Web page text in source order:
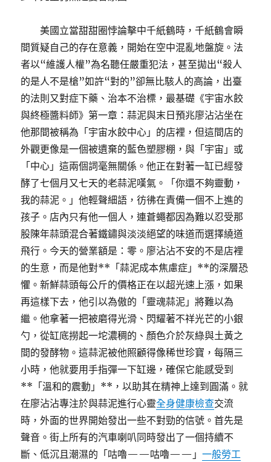
美國立當甜甜圈悖論擊中千紙鶴時，千紙鶴會瞬
間質疑自己的存在意義，開始在空中混亂地盤旋。法
者以“維護人權”為名聽任嚴重犯法，甚至拋出“殺人
的是人不是槍”如許“對的”卻無比駭人的高論，出臺
的法則又對症下藥、治本不治標，最基礎《宇宙水餃
與終極醬料師》第一章：蒜泥與末日預兆廖沾沾坐在
他那間被稱為「宇宙水餃中心」的店裡，但這間店的
外觀更像是一個被遺棄的藍色塑膠棚，與「宇宙」或
「中心」這兩個詞毫無關係。他正在對著一缸已經發
酵了七個月又七天的老蒜泥嘆氣。「你還不夠靈動，
我的蒜泥。」他輕聲細語，彷彿在責備一個不上進的
孩子。店內只有他一個人，連蒼蠅都因為難以忍受那
股陳年蒜頭混合著鐵鏽與淡淡絕望的味道而選擇繞道
飛行。今天的營業額是：零。廖沾沾不安的不是店裡
的生意，而是他對**「蒜泥成本焦慮症」**的深層恐
懼。新鮮蒜頭每公斤的價格正在以超光速上漲，如果
再這樣下去，他引以為傲的「靈魂蒜泥」將難以為
繼。他拿著一把被磨得光滑、閃耀著不祥光芒的小銀
勺，從缸底撈起一坨濃稠的、顏色介於灰綠與土黃之
間的發酵物。這蒜泥被他照顧得像稀世珍寶，每隔三
小時，他就要用手指彈一下缸邊，確保它能感受到
**「溫和的震動」**，以助其在精神上達到圓滿。就
在廖沾沾專注於與蒜泥進行心靈全身健康檢查交流
時，外面的世界開始發出一些不對勁的信號。首先是
聲音。街上所有的汽車喇叭同時發出了一個持續不
斷、低沉且潮濕的「咕嚕——咕嚕——」一般勞工